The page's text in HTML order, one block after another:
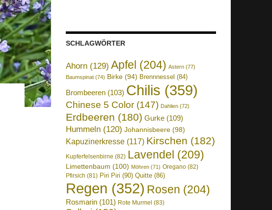
SCHLAGWÖRTER
Ahorn (129) Apfel (204) Astern (77)
Baumspinat (74) Birke (94) Brennnessel (84)
Brombeeren (103) Chilis (359)
Chinese 5 Color (147) Dahlien (72)
Erdbeeren (180) Gurke (109)
Hummeln (120) Johannisbeere (98)
Kapuzinerkresse (117) Kirschen (182)
Kupferfelsenbirne (82) Lavendel (209)
Limettenbaum (100) Möhren (71) Oregano (82)
Pfirsich (81) Piri Piri (90) Quitte (86)
Regen (352) Rosen (204)
Rosmarin (101) Rote Murmel (83)